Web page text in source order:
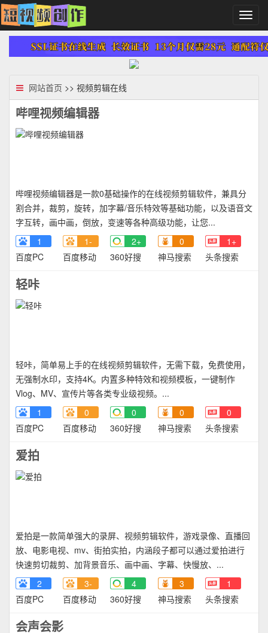
切
换
导
航
网站首页 >> 视频剪辑在线
哔哩视频编辑器
哔哩视频编辑器是一款0基础操作的在线视频剪辑软件，兼具分
割合并，裁剪，旋转，加字幕/音乐特效等基础功能，以及语音文
字互转，画中画，倒放，变速等各种高级功能，让您...
1
百度PC
1-
百度移动
2+
360好搜
0
神马搜索
1+
头条搜索
轻咔
轻咔，简单易上手的在线视频剪辑软件，无需下载，免费使用，
无强制水印，支持4K。内置多种特效和视频模板，一键制作
Vlog、MV、宣传片等各类专业级视频。...
1
百度PC
0
百度移动
0
360好搜
0
神马搜索
0
头条搜索
爱拍
爱拍是一款简单强大的录屏、视频剪辑软件，游戏录像、直播回
放、电影电视、mv、街拍实拍，内涵段子都可以通过爱拍进行
快速剪切裁剪、加背景音乐、画中画、字幕、快慢放、...
2
百度PC
3-
百度移动
4
360好搜
3
神马搜索
1
头条搜索
会声会影